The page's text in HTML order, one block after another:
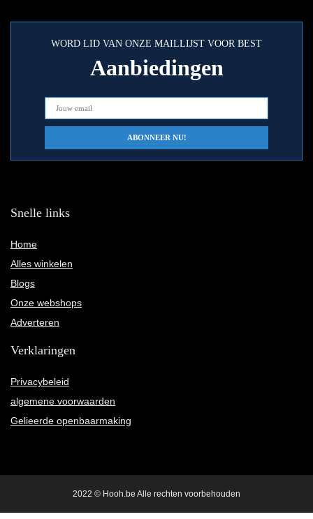
WORD LID VAN ONZE MAILLIJST VOOR BEST
Aanbiedingen
Snelle links
Home
Alles winkelen
Blogs
Onze webshops
Adverteren
Verklaringen
Privacybeleid
algemene voorwaarden
Gelieerde openbaarmaking
2022 © Hooh.be Alle rechten voorbehouden